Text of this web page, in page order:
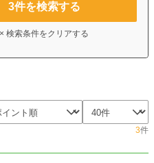
3件を検索する
× 検索条件をクリアする
3件